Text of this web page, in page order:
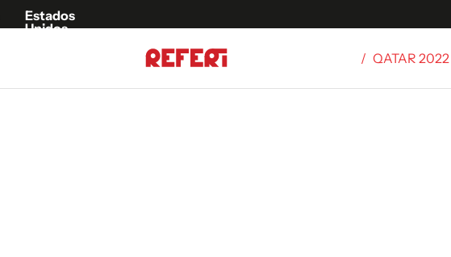
Estados
Unidos
/ QATAR 2022